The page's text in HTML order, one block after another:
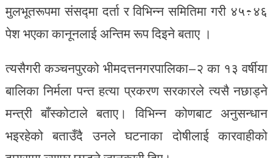
मुलभूतरूपमा संसद्मा दर्ता र विभिन्न समितिमा गरी ४५÷४६
पेश भएका कानूनलाई अन्तिम रूप दिइने बताए ।
त्यसैगरी कञ्चनपुरको भीमदत्तनगरपालिका–२ का १३ वर्षीया
बालिका निर्मला पन्त हत्या प्रकरण सरकारले त्यसै नछाड्ने
मन्त्री बाँस्कोटाले बताए। विभिन्न कोणबाट अनुसन्धान
भइरहेको बताउँदै उनले घटनाका दोषीलाई कारवाहीको